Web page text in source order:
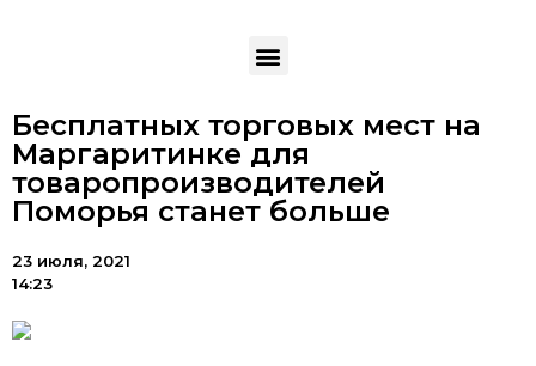
Бесплатных торговых мест на
Маргаритинке для
товаропроизводителей
Поморья станет больше
23 июля, 2021
14:23